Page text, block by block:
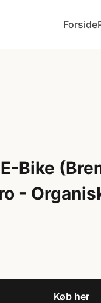
Forside
Bike
-
Køb her